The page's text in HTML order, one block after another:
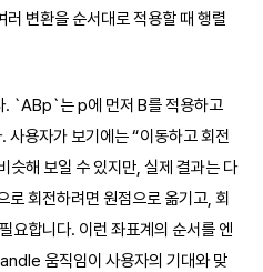
변환을 순서대로 적용할 때 행렬
. `ABp`는 p에 먼저 B를 적용하고
사용자가 보기에는 “이동하고 회전
슷해 보일 수 있지만, 실제 결과는 다
로 회전하려면 원점으로 옮기고, 회
요합니다. 이런 좌표계의 순서를 엔
움직임이 사용자의 기대와 맞